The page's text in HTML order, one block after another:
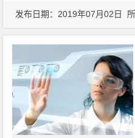
发布日期：2019年07月02日